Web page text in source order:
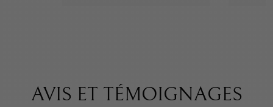
AVIS ET TÉMOIGNAGES